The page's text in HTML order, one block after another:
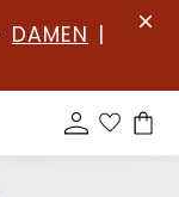
DAMEN |